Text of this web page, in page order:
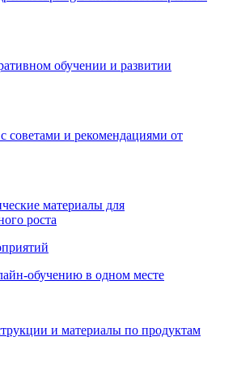
обучении и развитии
советами и рекомендациями от
материалы для
роста
обучению в одном месте
и материалы по продуктам